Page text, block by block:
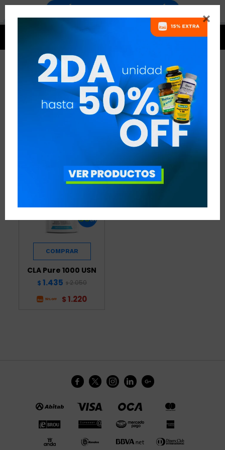

CLA PARA PERDER PESO
OBJETIVO:PERDER PESO
RECOMENDADOS
CLA Pure 1000 USN
$ 1.435 $ 2.050
$ 1.220
    